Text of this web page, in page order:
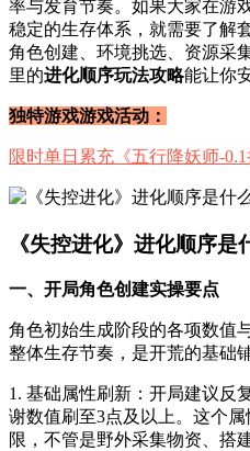
率与发育节奏。如果大家在游
稳定的生存体系，就需要了解
角色创建、环境挑选、资源采
里的进化顺序玩法攻略能让你
独特游戏游戏活动：
限时单日累充《五行降妖师-
《失控进化》进化顺序是
一、开局角色创建实操要点
角色初始生成阶段的各项数值
整体生存节奏，是开荒的基础
1. 基础属性刷新：开局建议反
谢数值刷至3点及以上。这个
限，不管是野外采集物资、搭